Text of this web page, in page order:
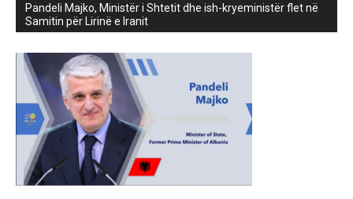
Pandeli Majko, Ministër i Shtetit dhe ish-kryeministër flet në
Samitin për Lirinë e Iranit